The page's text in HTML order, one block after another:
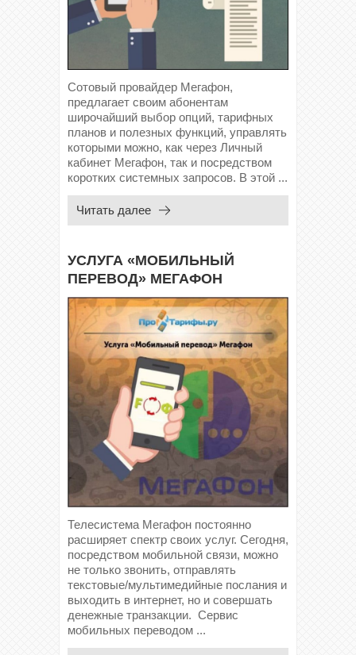
Сотовый провайдер Мегафон,
предлагает своим абонентам
широчайший выбор опций, тарифных
планов и полезных функций, управлять
которыми можно, как через Личный
кабинет Мегафон, так и посредством
коротких системных запросов. В этой ...
Читать далее
УСЛУГА «МОБИЛЬНЫЙ
ПЕРЕВОД» МЕГАФОН
Телесистема Мегафон постоянно
расширяет спектр своих услуг. Сегодня,
посредством мобильной связи, можно
не только звонить, отправлять
текстовые/мультимедийные послания и
выходить в интернет, но и совершать
денежные транзакции. Сервис
мобильных переводом ...